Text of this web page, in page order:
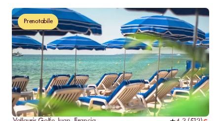
Prenotabile